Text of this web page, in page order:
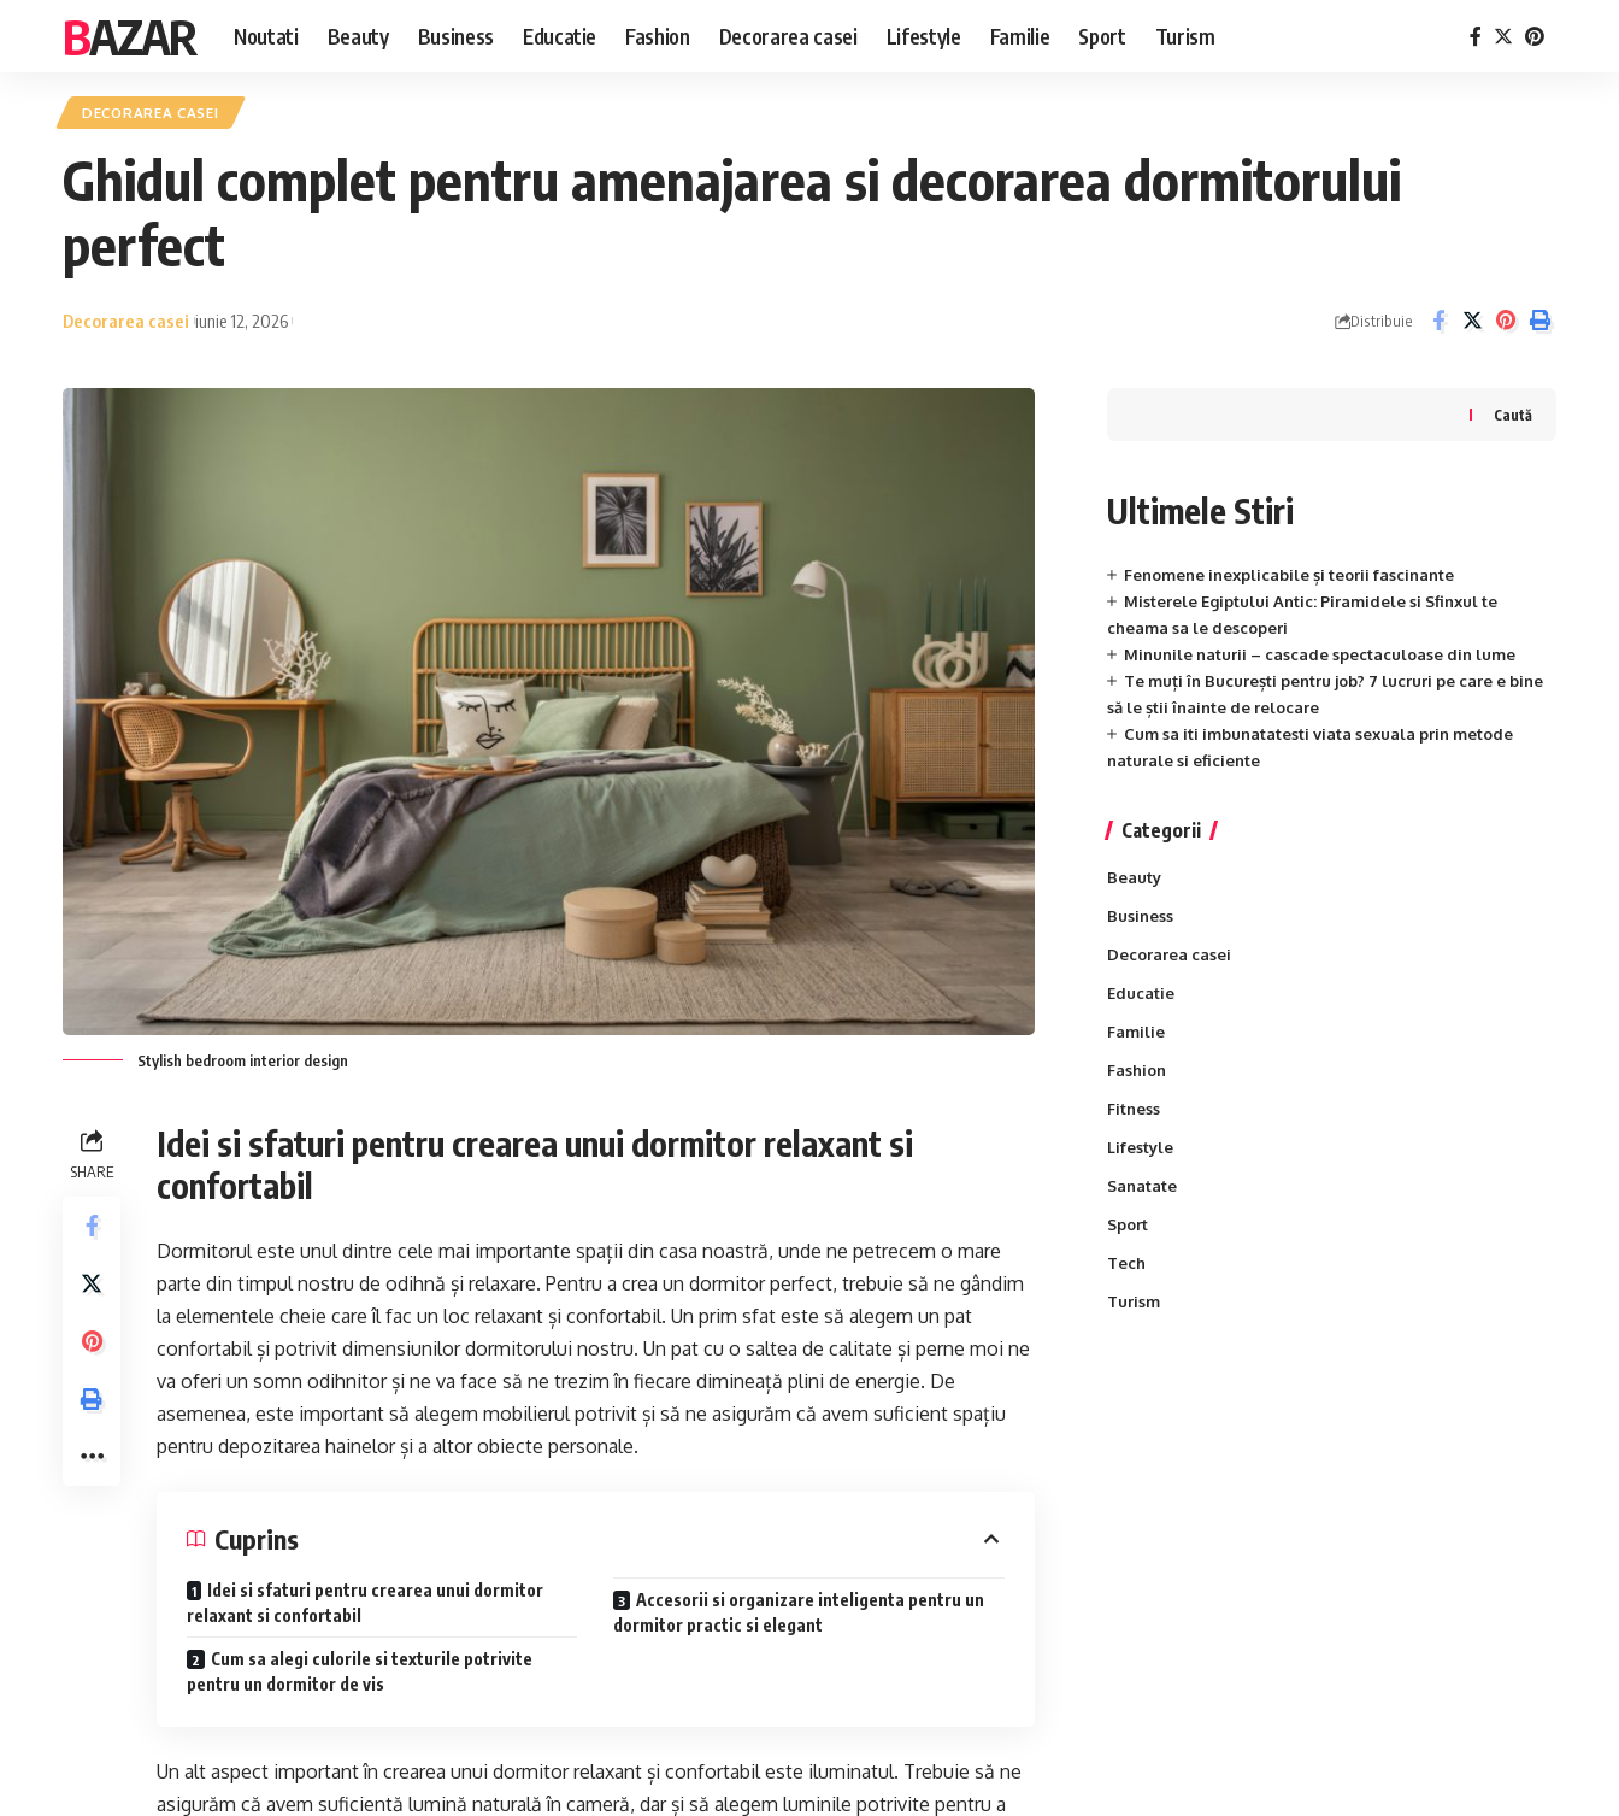
BAZAR Noutati Beauty Business Educatie Fashion Decorarea casei Lifestyle Familie Sport Turism
DECORAREA CASEI
Ghidul complet pentru amenajarea si decorarea dormitorului
perfect
Decorarea casei iunie 12, 2026 Distribuie
Stylish bedroom interior design
SHARE
Idei si sfaturi pentru crearea unui dormitor relaxant si
confortabil
Dormitorul este unul dintre cele mai importante spații din casa noastră, unde ne petrecem o mare
parte din timpul nostru de odihnă și relaxare. Pentru a crea un dormitor perfect, trebuie să ne gândim
la elementele cheie care îl fac un loc relaxant și confortabil. Un prim sfat este să alegem un pat
confortabil și potrivit dimensiunilor dormitorului nostru. Un pat cu o saltea de calitate și perne moi ne
va oferi un somn odihnitor și ne va face să ne trezim în fiecare dimineață plini de energie. De
asemenea, este important să alegem mobilierul potrivit și să ne asigurăm că avem suficient spațiu
pentru depozitarea hainelor și a altor obiecte personale.
Cuprins
Idei si sfaturi pentru crearea unui dormitor
relaxant si confortabil
Cum sa alegi culorile si texturile potrivite
pentru un dormitor de vis
Accesorii si organizare inteligenta pentru un
dormitor practic si elegant
Un alt aspect important în crearea unui dormitor relaxant și confortabil este iluminatul. Trebuie să ne
asigurăm că avem suficientă lumină naturală în cameră, dar și să alegem luminile potrivite pentru a
Caută
Ultimele Stiri
Fenomene inexplicabile și teorii fascinante
Misterele Egiptului Antic: Piramidele si Sfinxul te
cheama sa le descoperi
Minunile naturii – cascade spectaculoase din lume
Te muți în București pentru job? 7 lucruri pe care e bine
să le știi înainte de relocare
Cum sa iti imbunatatesti viata sexuala prin metode
naturale si eficiente
Categorii
Beauty
Business
Decorarea casei
Educatie
Familie
Fashion
Fitness
Lifestyle
Sanatate
Sport
Tech
Turism